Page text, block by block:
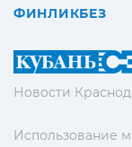
Новости
Использование
ФИНЛИКБЕЗ